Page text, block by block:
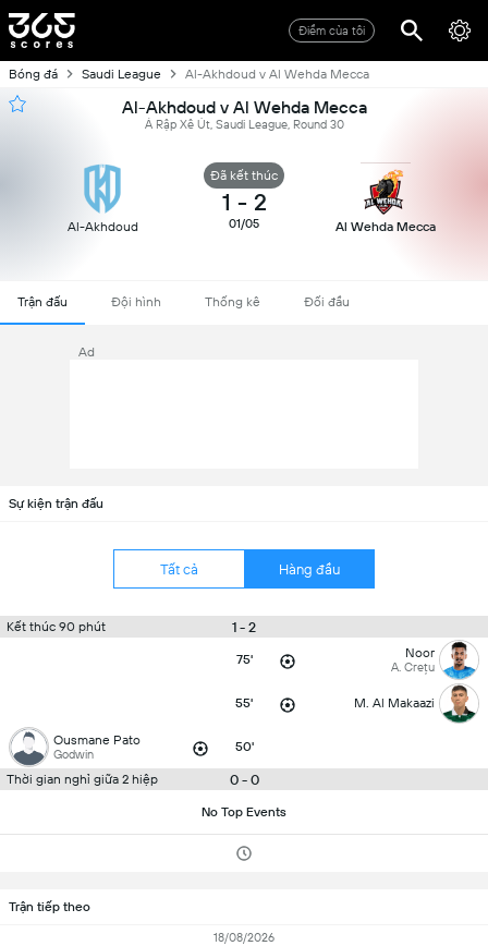
Điểm của tôi
Bóng đá Saudi League Al-Akhdoud v Al Wehda Mecca
Al-Akhdoud v Al Wehda Mecca
Ả Rập Xê Út, Saudi League, Round 30
Al-Akhdoud
Đã kết thúc
1 - 2
01/05 Al Wehda Mecca
Trận đấu Đội hình Thống kê Đối đầu
Ad
Sự kiện trận đấu
Tất cả Hàng đầu
Kết thúc 90 phút 1 - 2
75' Noor
A. Crețu
55' M. Al Makaazi
Ousmane Pato
Godwin 50'
Thời gian nghỉ giữa 2 hiệp 0 - 0
No Top Events
Trận tiếp theo
18/08/2026